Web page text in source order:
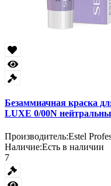
Безаммиачная краска
LUXE 0/00N
Производитель:Estel
Наличие:Есть в наличии
7